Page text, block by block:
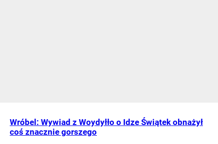
Wróbel: Wywiad z Woydyłło o Idze Świątek obnażył
coś znacznie gorszego